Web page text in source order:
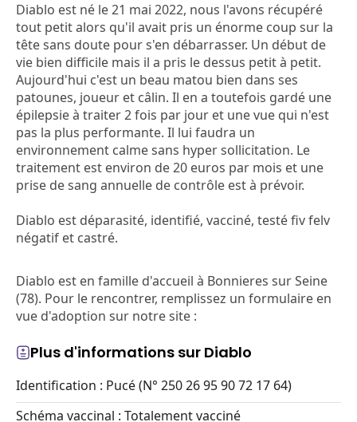
Diablo est né le 21 mai 2022, nous l'avons récupéré
tout petit alors qu'il avait pris un énorme coup sur la
tête sans doute pour s'en débarrasser. Un début de
vie bien difficile mais il a pris le dessus petit à petit.
Aujourd'hui c'est un beau matou bien dans ses
patounes, joueur et câlin. Il en a toutefois gardé une
épilepsie à traiter 2 fois par jour et une vue qui n'est
pas la plus performante. Il lui faudra un
environnement calme sans hyper sollicitation. Le
traitement est environ de 20 euros par mois et une
prise de sang annuelle de contrôle est à prévoir.
Diablo est déparasité, identifié, vacciné, testé fiv felv
négatif et castré.
Diablo est en famille d'accueil à Bonnieres sur Seine
(78). Pour le rencontrer, remplissez un formulaire en
vue d'adoption sur notre site :
Plus d'informations sur Diablo
Identification : Pucé (N° 250 26 95 90 72 17 64)
Schéma vaccinal : Totalement vacciné